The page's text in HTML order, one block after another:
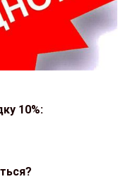
10%: